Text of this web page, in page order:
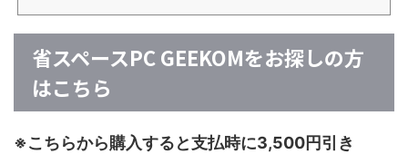
省スペースPC GEEKOMをお探しの方
はこちら
※こちらから購入すると支払時に3,500円引き